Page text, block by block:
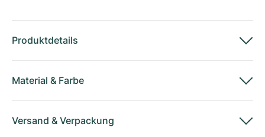
Produktdetails
Material & Farbe
Versand & Verpackung